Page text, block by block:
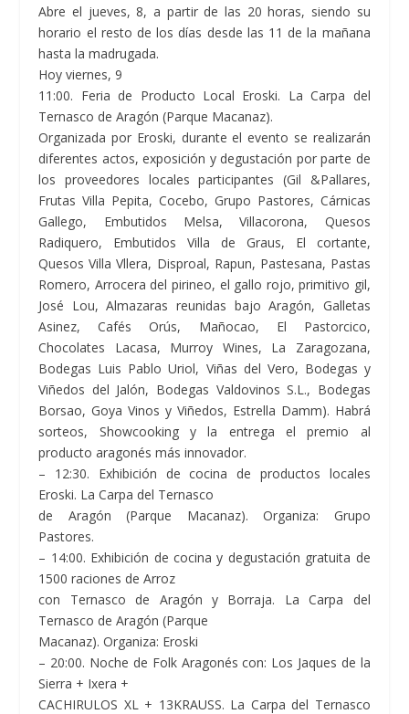
Abre el jueves, 8, a partir de las 20 horas, siendo su
horario el resto de los días desde las 11 de la mañana
hasta la madrugada.
Hoy viernes, 9
11:00. Feria de Producto Local Eroski. La Carpa del
Ternasco de Aragón (Parque Macanaz).
Organizada por Eroski, durante el evento se realizarán
diferentes actos, exposición y degustación por parte de
los proveedores locales participantes (Gil &Pallares,
Frutas Villa Pepita, Cocebo, Grupo Pastores, Cárnicas
Gallego, Embutidos Melsa, Villacorona, Quesos
Radiquero, Embutidos Villa de Graus, El cortante,
Quesos Villa Vllera, Disproal, Rapun, Pastesana, Pastas
Romero, Arrocera del pirineo, el gallo rojo, primitivo gil,
José Lou, Almazaras reunidas bajo Aragón, Galletas
Asinez, Cafés Orús, Mañocao, El Pastorcico,
Chocolates Lacasa, Murroy Wines, La Zaragozana,
Bodegas Luis Pablo Uriol, Viñas del Vero, Bodegas y
Viñedos del Jalón, Bodegas Valdovinos S.L., Bodegas
Borsao, Goya Vinos y Viñedos, Estrella Damm). Habrá
sorteos, Showcooking y la entrega el premio al
producto aragonés más innovador.
– 12:30. Exhibición de cocina de productos locales
Eroski. La Carpa del Ternasco
de Aragón (Parque Macanaz). Organiza: Grupo
Pastores.
– 14:00. Exhibición de cocina y degustación gratuita de
1500 raciones de Arroz
con Ternasco de Aragón y Borraja. La Carpa del
Ternasco de Aragón (Parque
Macanaz). Organiza: Eroski
– 20:00. Noche de Folk Aragonés con: Los Jaques de la
Sierra + Ixera +
CACHIRULOS XL + 13KRAUSS. La Carpa del Ternasco